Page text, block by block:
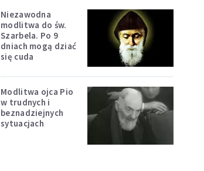
Niezawodna
modlitwa do św.
Szarbela. Po 9
dniach mogą dziać
się cuda
Modlitwa ojca Pio
w trudnych i
beznadziejnych
sytuacjach